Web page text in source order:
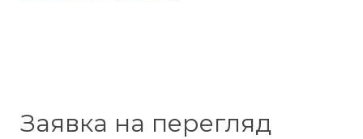
Заявка на перегляд